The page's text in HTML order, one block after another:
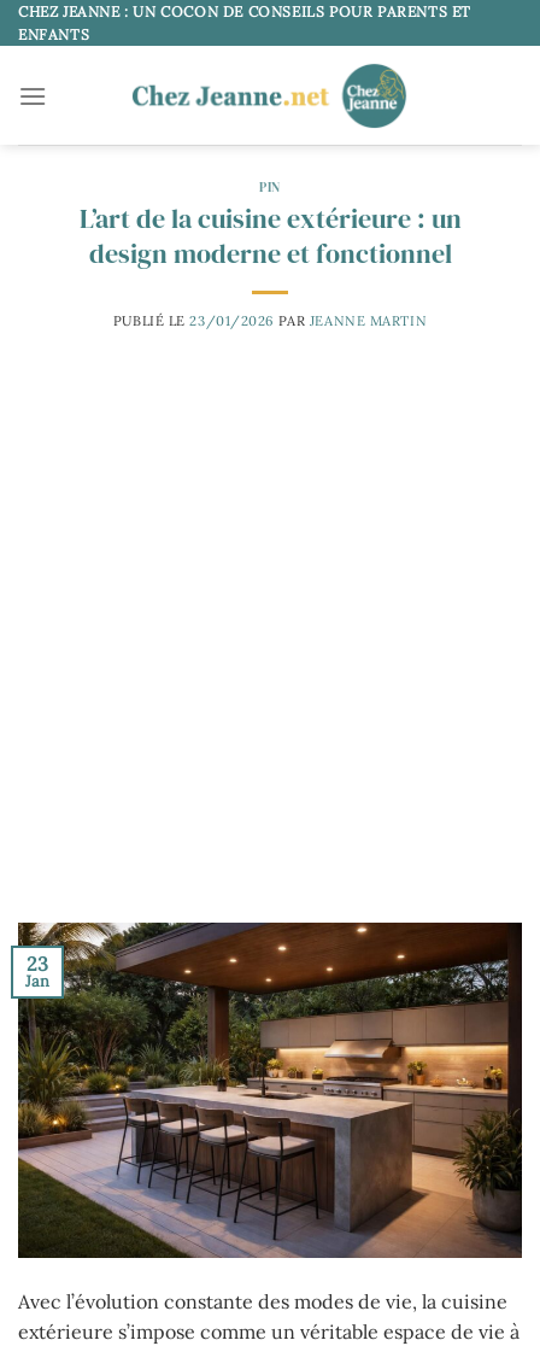
Passer
au
CHEZ JEANNE : UN COCON DE CONSEILS POUR PARENTS ET
ENFANTS
PIN
L’art de la cuisine extérieure : un
design moderne et fonctionnel
PUBLIÉ LE23/01/2026 PAR JEANNE MARTIN
23
Jan
Avec l’évolution constante des modes de vie, la cuisine
extérieure s’impose comme un véritable espace de vie à